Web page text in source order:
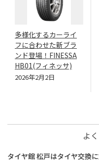
多様化するカーライ
フに合わせた新ブラ
ンド登場！FINESSA
HB01(フィネッサ)
2026年2月2日
よ
タイヤ館 松戸はタイヤ交換